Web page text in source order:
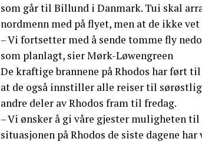
som går til Billund i Danmark. Tui skal
nordmenn med på flyet, men at de ikke
– Vi fortsetter med å sende tomme fly
som planlagt, sier Mørk-Løwengreen
De kraftige brannene på Rhodos har ført
at de også innstiller alle reiser til
andre deler av Rhodos fram til fredag.
– Vi ønsker å gi våre gjester muligheten
situasjonen på Rhodos de siste dagene